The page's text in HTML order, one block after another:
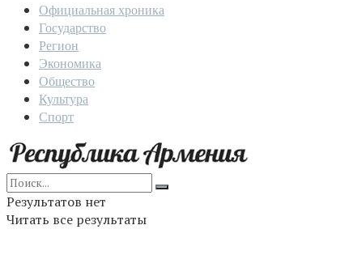
Официальная хроника
Государство
Регион
Экономика
Общество
Культура
Спорт
Результатов нет
Читать все результаты